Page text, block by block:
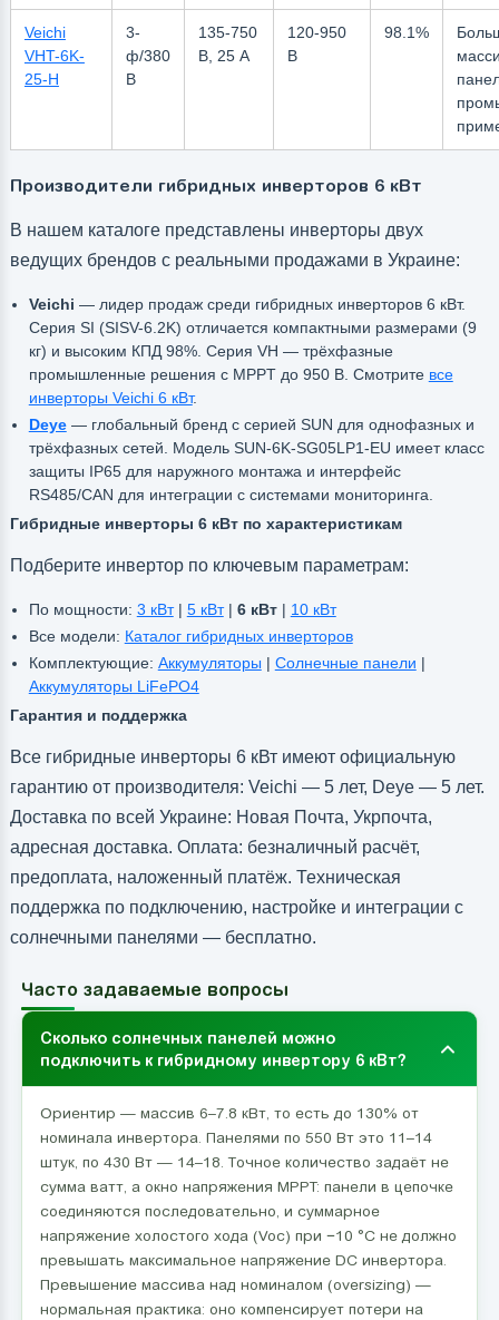
Veichi
VHT-6K-
25-H
3-
ф/380
В
135-750
В, 25 А
120-950
В
98.1%
Производители гибридных инверторов 6 кВт
В нашем каталоге представлены инверторы двух
ведущих брендов с реальными продажами в Украине:
Veichi — лидер продаж среди гибридных инверторов 6 кВт.
Серия SI (SISV-6.2K) отличается компактными размерами (9
кг) и высоким КПД 98%. Серия VH — трёхфазные
промышленные решения с MPPT до 950 В. Смотрите все
инверторы Veichi 6 кВт.
Deye— глобальный бренд с серией SUN для однофазных и
трёхфазных сетей. Модель SUN-6K-SG05LP1-EU имеет класс
защиты IP65 для наружного монтажа и интерфейс
RS485/CAN для интеграции с системами мониторинга.
Гибридные инверторы 6 кВт по характеристикам
Подберите инвертор по ключевым параметрам:
По мощности: 3 кВт| 5 кВт| 6 кВт| 10 кВт
Все модели: Каталог гибридных инверторов
Комплектующие: Аккумуляторы | Солнечные панели |
Аккумуляторы LiFePO4
Гарантия и поддержка
Все гибридные инверторы 6 кВт имеют официальную
гарантию от производителя: Veichi — 5 лет, Deye — 5 лет.
Доставка по всей Украине: Новая Почта, Укрпочта,
адресная доставка. Оплата: безналичный расчёт,
предоплата, наложенный платёж. Техническая
поддержка по подключению, настройке и интеграции с
солнечными панелями — бесплатно.
Часто задаваемые вопросы
Сколько солнечных панелей можно
подключить к гибридному инвертору 6 кВт?
Ориентир — массив 6–7.8 кВт, то есть до 130% от
номинала инвертора. Панелями по 550 Вт это 11–14
штук, по 430 Вт — 14–18. Точное количество задаёт не
сумма ватт, а окно напряжения MPPT: панели в цепочке
соединяются последовательно, и суммарное
напряжение холостого хода (Voc) при −10 °C не должно
превышать максимальное напряжение DC инвертора.
Превышение массива над номиналом (oversizing) —
нормальная практика: оно компенсирует потери на